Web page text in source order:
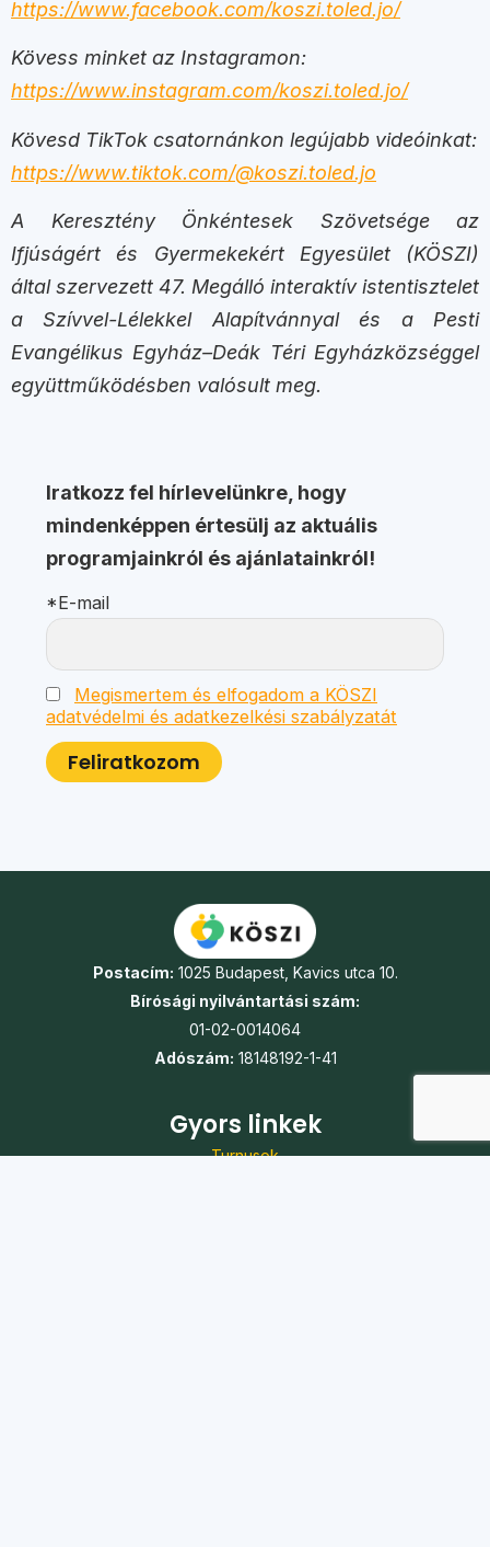
https://www.facebook.com/koszi.toled.jo/
Kövess minket az Instagramon:
https://www.instagram.com/koszi.toled.jo/
Kövesd TikTok csatornánkon legújabb videóinkat:
https://www.tiktok.com/@koszi.toled.jo
A Keresztény Önkéntesek Szövetsége az
Ifjúságért és Gyermekekért Egyesület (KÖSZI)
által szervezett 47. Megálló interaktív istentisztelet
a Szívvel-Lélekkel Alapítvánnyal és a Pesti
Evangélikus Egyház–Deák Téri Egyházközséggel
együttműködésben valósult meg.
Iratkozz fel hírlevelünkre, hogy
mindenképpen értesülj az aktuális
programjainkról és ajánlatainkról!
*E-mail
Megismertem és elfogadom a KÖSZI
adatvédelmi és adatkezelkési szabályzatát
Postacím: 1025 Budapest, Kavics utca 10.
Bírósági nyilvántartási szám:
01-02-0014064
Adószám: 18148192-1-41
Gyors linkek
Turnusok